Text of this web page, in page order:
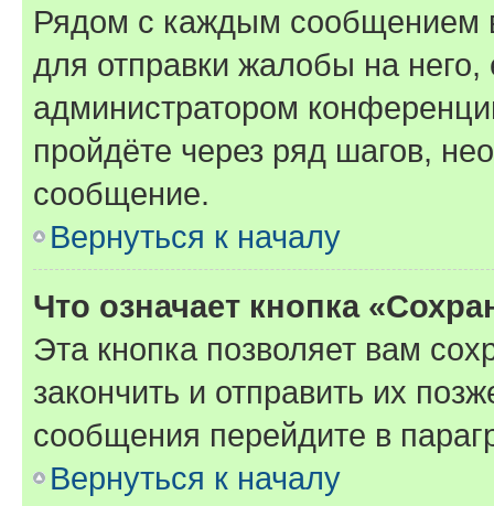
Рядом с каждым сообщением
для отправки жалобы на
администратором
пройдёте через ряд шагов,
сообщение.
Вернуться к началу
Что означает кнопка
Эта кнопка позволяет вам
закончить и отправить их
сообщения перейдите в
Вернуться к началу